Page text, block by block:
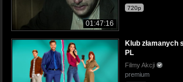
01:47:16
720p
Klub złamanych
PL
Filmy Akcji
premium